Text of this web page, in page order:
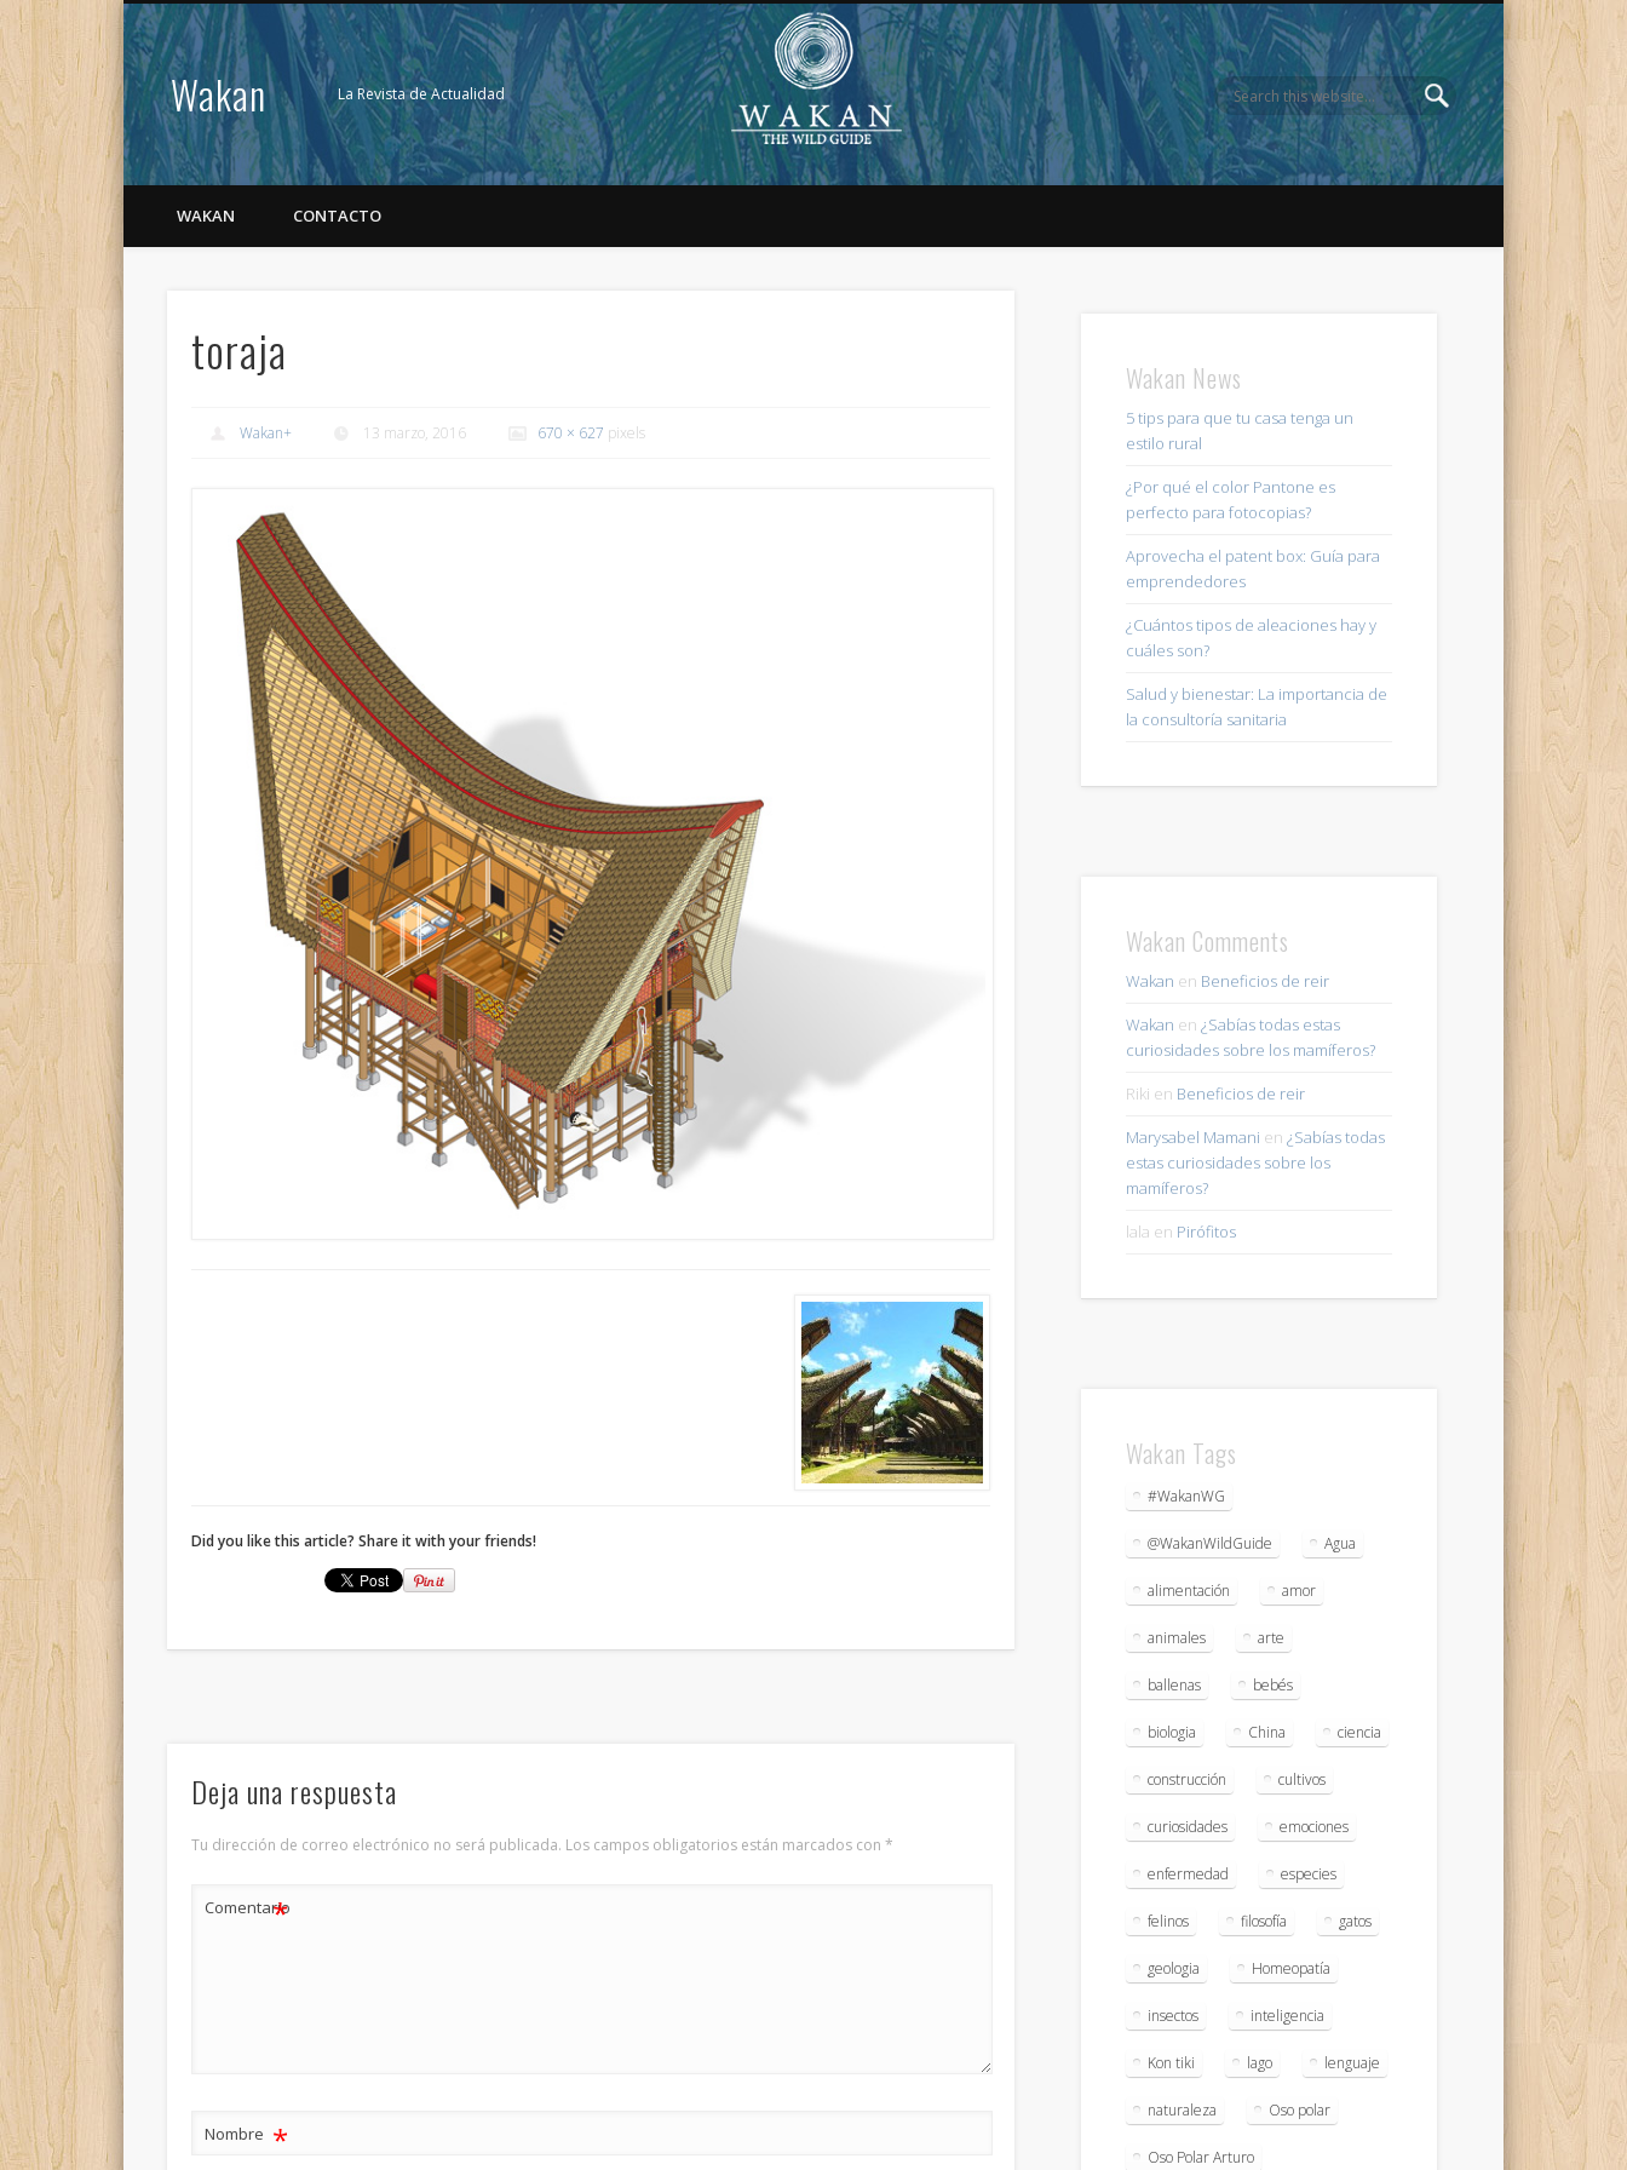
Wakan La Revista de Actualidad
WAKAN CONTACTO
toraja
Wakan+ 13 marzo, 2016 670 × 627 pixels
Did you like this article? Share it with your friends!
Deja una respuesta
Tu dirección de correo electrónico no será publicada. Los campos obligatorios están marcados con*
Comentario
*
Nombre *
Wakan News
5 tips para que tu casa tenga un
estilo rural
¿Por qué el color Pantone es
perfecto para fotocopias?
Aprovecha el patent box: Guía para
emprendedores
¿Cuántos tipos de aleaciones hay y
cuáles son?
Salud y bienestar: La importancia de
la consultoría sanitaria
Wakan Comments
Wakan en Beneficios de reir
Wakan en ¿Sabías todas estas
curiosidades sobre los mamíferos?
Riki en Beneficios de reir
Marysabel Mamani en ¿Sabías todas
estas curiosidades sobre los
mamíferos?
lala en Pirófitos
Wakan Tags
#WakanWG
@WakanWildGuide Agua
alimentación amor
animales arte
ballenas bebés
biologia China ciencia
construcción cultivos
curiosidades emociones
enfermedad especies
felinos filosofía gatos
geologia Homeopatía
insectos inteligencia
Kon tiki lago lenguaje
naturaleza Oso polar
Oso Polar Arturo